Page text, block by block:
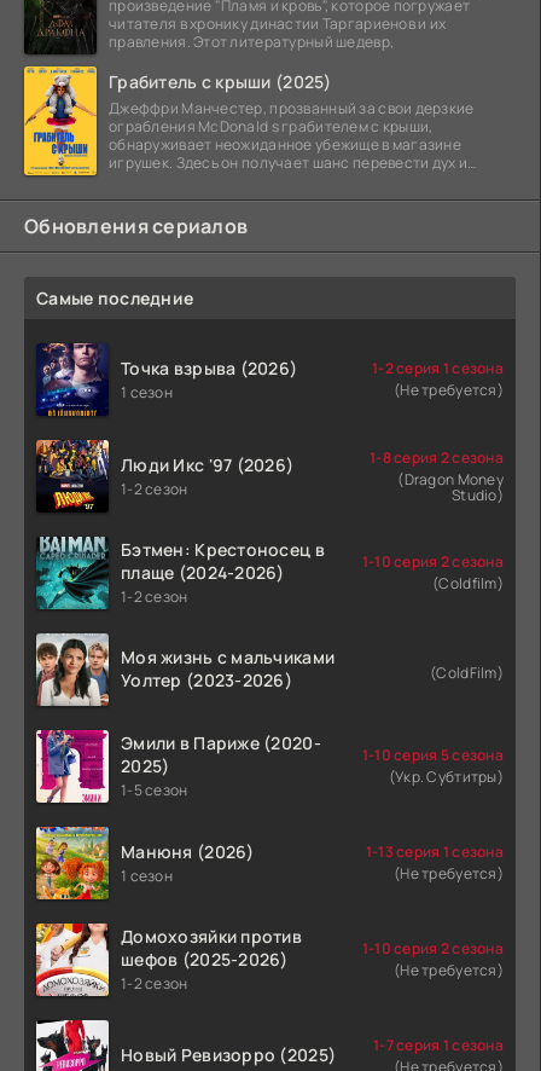
произведение "Пламя и кровь", которое погружает
читателя в хронику династии Таргариенов и их
правления. Этот литературный шедевр,
Грабитель с крыши (2025)
Джеффри Манчестер, прозванный за свои дерзкие
ограбления McDonald s грабителем с крыши,
обнаруживает неожиданное убежище в магазине
игрушек. Здесь он получает шанс перевести дух и
Обновления сериалов
Самые последние
Точка взрыва (2026)
1 сезон
1-2 серия 1 сезона
(Не требуется)
Люди Икс '97 (2026)
1-2 сезон
1-8 серия 2 сезона
(Dragon Money
Studio)
Бэтмен: Крестоносец в
плаще (2024-2026)
1-2 сезон
1-10 серия 2 сезона
(Coldfilm)
Моя жизнь с мальчиками
Уолтер (2023-2026)
(ColdFilm)
Эмили в Париже (2020-
2025)
1-5 сезон
1-10 серия 5 сезона
(Укр. Субтитры)
Манюня (2026)
1 сезон
1-13 серия 1 сезона
(Не требуется)
Домохозяйки против
шефов (2025-2026)
1-2 сезон
1-10 серия 2 сезона
(Не требуется)
Новый Ревизорро (2025)
1-7 серия 1 сезона